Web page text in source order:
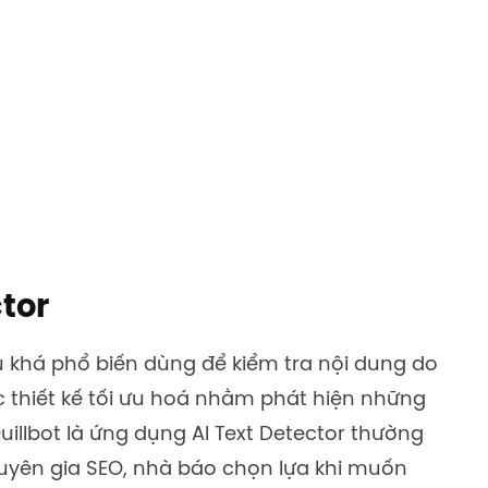
phổ biến dùng để kiểm tra nội dung do
thiết kế tối ưu hoá nhằm phát hiện những
là ứng dụng AI Text Detector thường
gia SEO, nhà báo chọn lựa khi muốn